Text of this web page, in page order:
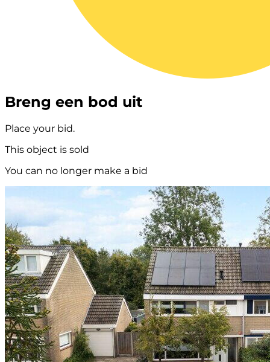
Breng een bod uit
Place your bid.
This object is sold
You can no longer make a bid